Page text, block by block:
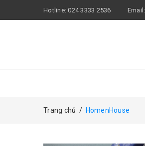
Hotline:024 3333 2536 Email:
Trang chủ / HomenHouse